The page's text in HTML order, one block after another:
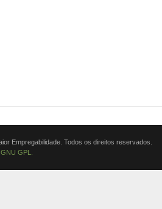
Empregabilidade. Todos os direitos reservados.
GPL.